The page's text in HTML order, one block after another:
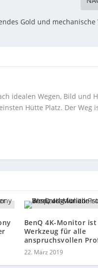
Gold und mechanische
idealen Wegen, Bild und
Hütte Platz. Der Weg
BenQ 4K-Monitor ist
Werkzeug für alle
anspruchsvollen
22. März 2019